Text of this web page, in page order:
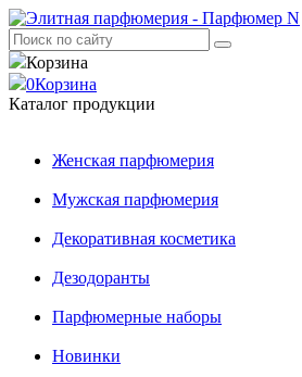
Корзина
0Корзина
Каталог продукции
Женская парфюмерия
Мужская парфюмерия
Декоративная косметика
Дезодоранты
Парфюмерные наборы
Новинки